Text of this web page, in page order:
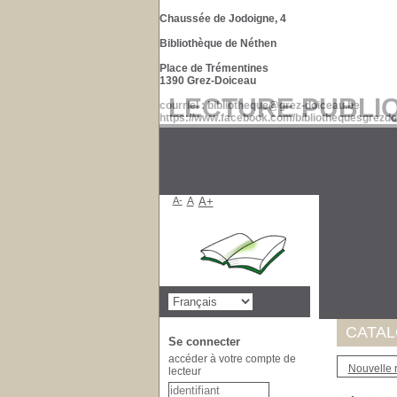
LECTURE
Nouvelle
Chaussée de Jodoigne, 4
Bibliothèque de Néthen
Place de Trémentines
1390 Grez-Doiceau
courriel : bibliotheque@grez-doiceau.be
https://www.facebook.com/
A- A A+
Se connecter
accéder à votre compte de
lecteur